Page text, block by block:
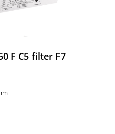
F C5 filter F7